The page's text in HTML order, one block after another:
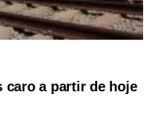
caro a partir de hoje